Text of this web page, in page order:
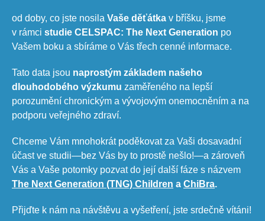
od doby, co jste nosila Vaše děťátka v bříšku, jsme
v rámci studie CELSPAC: The Next Generation po
Vašem boku a sbíráme o Vás třech cenné informace.
Tato data jsou naprostým základem našeho
dlouhodobého výzkumu zaměřeného na lepší
porozumění chronickým a vývojovým onemocněním a na
podporu veřejného zdraví.
Chceme Vám mnohokrát poděkovat za Vaši dosavadní
účast ve studii—bez Vás by to prostě nešlo!—a zároveň
Vás a Vaše potomky pozvat do její další fáze s názvem
The Next Generation (TNG) Children​ a ChiBra.
Přijďte k nám na návštěvu a vyšetření, jste srdečně vítáni!